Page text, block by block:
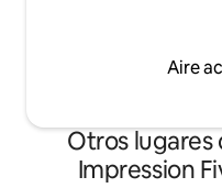
Aire
Otros lugares
Impression